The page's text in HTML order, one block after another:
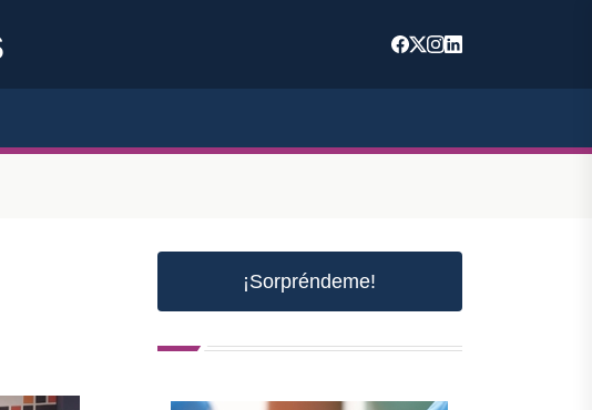
¡Sorpréndeme!